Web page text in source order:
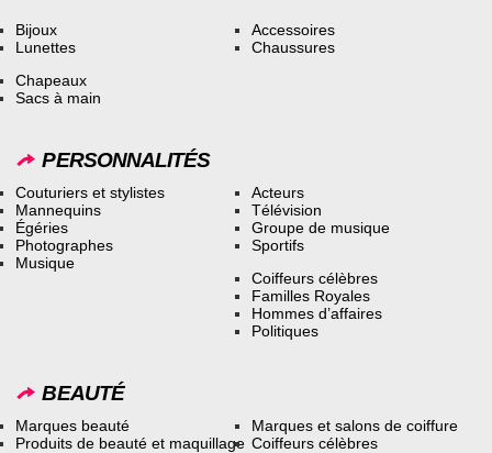
Bijoux
Lunettes
Accessoires
Chaussures
Chapeaux
Sacs à main
PERSONNALITÉS
Couturiers et stylistes
Mannequins
Égéries
Photographes
Musique
Acteurs
Télévision
Groupe de musique
Sportifs
Coiffeurs célèbres
Familles Royales
Hommes d’affaires
Politiques
BEAUTÉ
Marques beauté
Produits de beauté et maquillage
Marques et salons de coiffure
Coiffeurs célèbres